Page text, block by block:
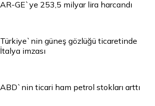
AR-GE`ye 253,5 milyar lira harcandı
Türkiye`nin güneş gözlüğü ticaretinde
İtalya imzası
ABD`nin ticari ham petrol stokları arttı